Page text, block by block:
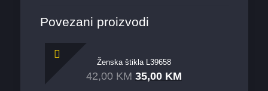
Povezani proizvodi
Ženska štikla L39658
42,00 KM 35,00 KM